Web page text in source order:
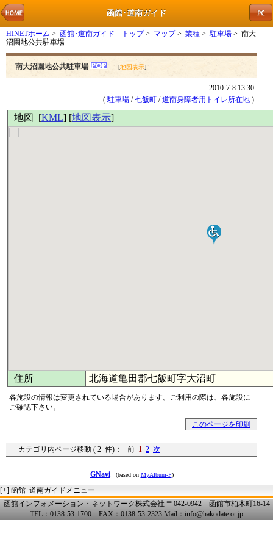
函館･道南ガイド
HINETホーム > 函館･道南ガイド トップ> マップ> 業種 >駐車場 > 南大
沼園地公共駐車場
南大沼園地公共駐車場 [地図表示]
2010-7-8 13:30
(駐車場 /七飯町 /道南身障者用トイレ所在地 )
地図 [KML] [地図表示]
住所 北海道亀田郡七飯町字大沼町
各施設の情報は変更されている場合があります。ご利用の際は、各施設に
ご確認下さい。
このページを印刷
カテゴリ内ページ移動 ( 2 件)： 前 1 2 次
GNavi (based on MyAlbum-P)
[+] 函館･道南ガイドメニュー
函館インフォメーション・ネットワーク株式会社 〒042-0942 函館市柏木町16-14
TEL：0138-53-1700 FAX：0138-53-2323 Mail：info@hakodate.or.jp